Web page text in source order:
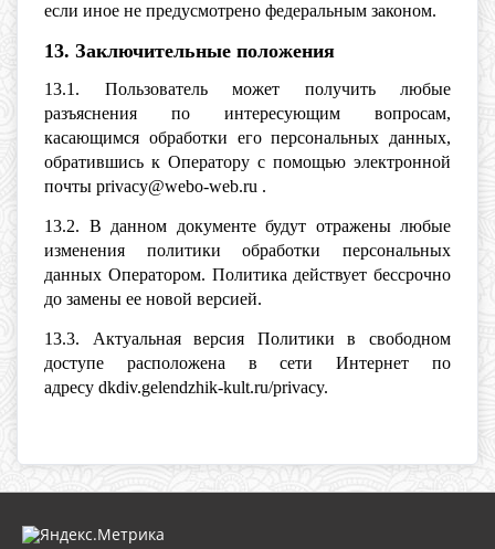
если иное не предусмотрено федеральным законом.
13. Заключительные положения
13.1. Пользователь может получить любые
разъяснения по интересующим вопросам,
касающимся обработки его персональных данных,
обратившись к Оператору с помощью электронной
почты privacy@webo-web.ru .
13.2. В данном документе будут отражены любые
изменения политики обработки персональных
данных Оператором. Политика действует бессрочно
до замены ее новой версией.
13.3. Актуальная версия Политики в свободном
доступе расположена в сети Интернет по
адресу dkdiv.gelendzhik-kult.ru/privacy.